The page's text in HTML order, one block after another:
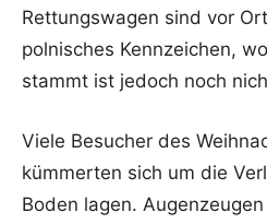
Rettungswagen sind vor
polnisches Kennzeichen,
stammt ist jedoch noch
Viele Besucher des
kümmerten sich um die
Boden lagen.